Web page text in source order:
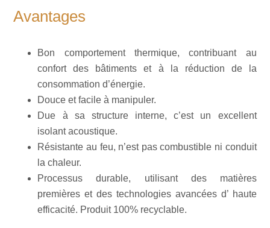
Avantages
Bon comportement thermique, contribuant au
confort des bâtiments et à la réduction de la
consommation d’énergie.
Douce et facile à manipuler.
Due à sa structure interne, c’est un excellent
isolant acoustique.
Résistante au feu, n’est pas combustible ni conduit
la chaleur.
Processus durable, utilisant des matières
premières et des technologies avancées d’ haute
efficacité. Produit 100% recyclable.